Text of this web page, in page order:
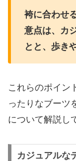
袴に合わせ
意点は、カ
とと、歩き
これらのポイン
ったりなブーツ
について解説し
カジュアルな